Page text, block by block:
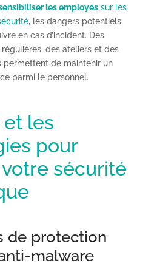
les employéssur les
, les dangers potentiels
en cas d’incident. Des
des ateliers et des
permettent de maintenir un
parmi le personnel.
les
pour
sécurité
de protection
malware